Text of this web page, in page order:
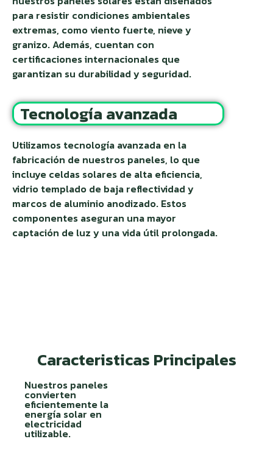
para resistir condiciones ambientales
extremas, como viento fuerte, nieve y
granizo. Además, cuentan con
certificaciones internacionales que
garantizan su durabilidad y seguridad.
Tecnología avanzada
Utilizamos tecnología avanzada en la
fabricación de nuestros paneles, lo que
incluye celdas solares de alta eficiencia,
vidrio templado de baja reflectividad y
marcos de aluminio anodizado. Estos
componentes aseguran una mayor
captación de luz y una vida útil prolongada.
Caracteristicas Principales
Nuestros paneles
convierten
eficientemente la
energía solar en
electricidad
utilizable.